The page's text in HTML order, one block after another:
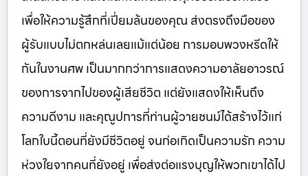
เพื่อให้ความรู้สึกที่เปี่ยมล้นของคุณ ส่งตรงถึงมือของ
ผู้รับแบบไม่ตกหล่นเลยแม้แต่น้อย การมอบพวงหรีดให้
กันในงานศพ เป็นมากกว่าการแสดงความอาลัยอาวรณ์
ของการจากไปของผู้เสียชีวิต แต่ยังแสดงให้เห็นถึง
ความดีงาม และคุณูปการที่ท่านผู้วายชนม์ได้สร้างไว้แก่
โลกใบนี้ตอนที่ยังมีชีวิตอยู่ จนก่อเกิดเป็นความรัก ความ
ห่วงใยจากคนที่ยังอยู่ เพื่อส่งต่อแรงบุญให้พวกเขาได้ไป